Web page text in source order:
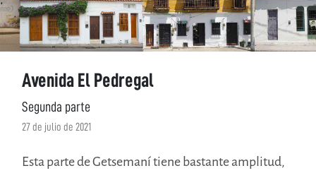
Avenida El Pedregal
Segunda parte
27 de julio de 2021
Esta parte de Getsemaní tiene bastante amplitud,